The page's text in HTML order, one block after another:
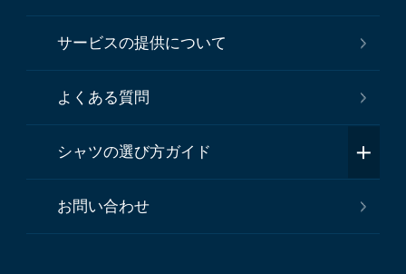
サービスの提供について
よくある質問
シャツの選び方ガイド
お問い合わせ